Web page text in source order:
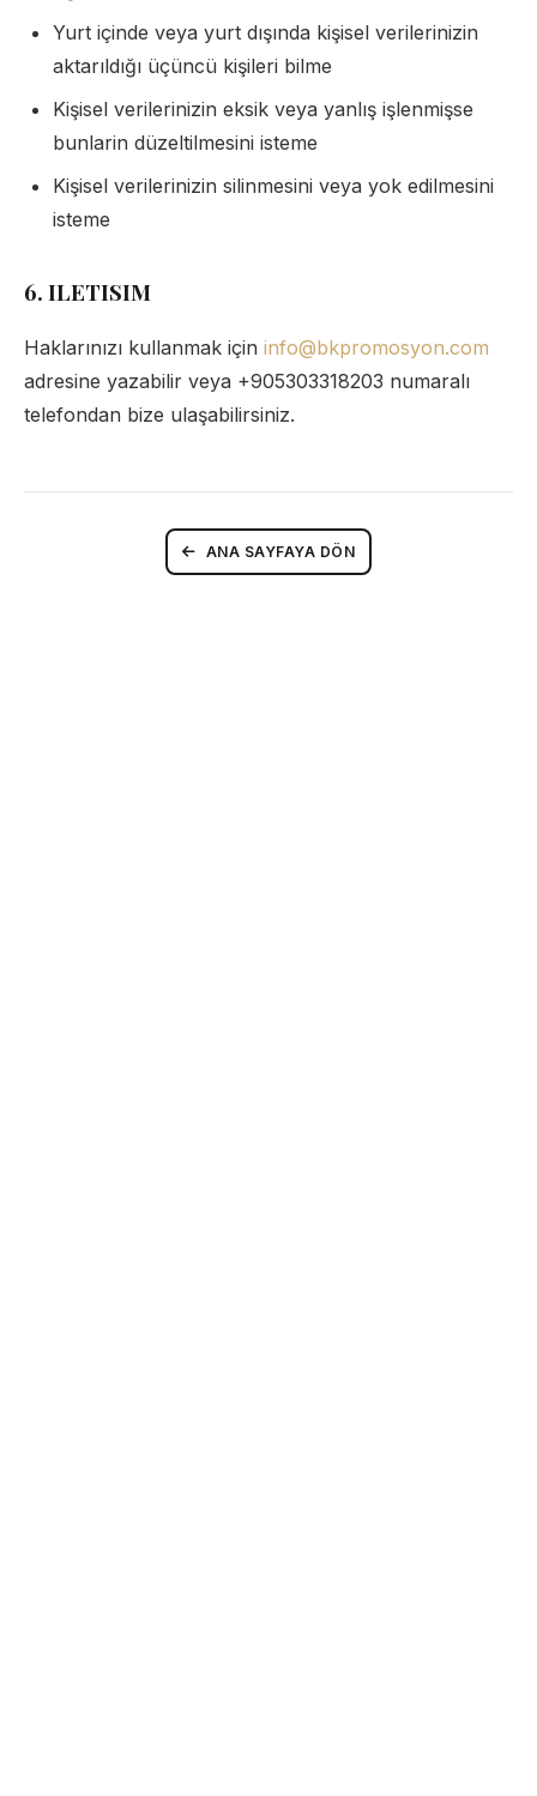
Yurt içinde veya yurt dışında kişisel verilerinizin
aktarıldığı üçüncü kişileri bilme
Kişisel verilerinizin eksik veya yanlış işlenmişse
bunlarin düzeltilmesini isteme
Kişisel verilerinizin silinmesini veya yok edilmesini
isteme
6. ILETISIM
Haklarınızı kullanmak için info@bkpromosyon.com
adresine yazabilir veya +905303318203 numaralı
telefondan bize ulaşabilirsiniz.
ANA SAYFAYA DÖN